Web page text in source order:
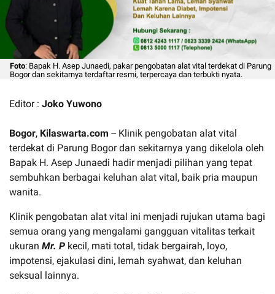
Foto: Bapak H. Asep Junaedi, pakar pengobatan alat vital terdekat di Parung
Bogor dan sekitarnya terdaftar resmi, terpercaya dan terbukti nyata.
Editor : Joko Yuwono
Bogor, Kilaswarta.com -- Klinik pengobatan alat vital
terdekat di Parung Bogor dan sekitarnya yang dikelola oleh
Bapak H. Asep Junaedi hadir menjadi pilihan yang tepat
sembuhkan berbagai keluhan alat vital, baik pria maupun
wanita.
Klinik pengobatan alat vital ini menjadi rujukan utama bagi
semua orang yang mengalami gangguan vitalitas terkait
ukuran Mr. P kecil, mati total, tidak bergairah, loyo,
impotensi, ejakulasi dini, lemah syahwat, dan keluhan
seksual lainnya.